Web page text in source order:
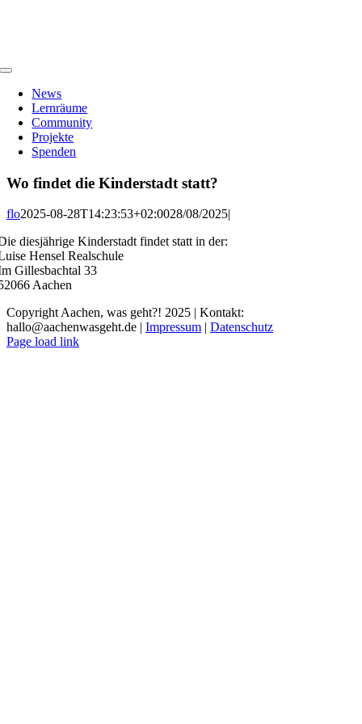
Toggle
Navigation
News
Lernräume
Community
Projekte
Spenden
Wo findet die Kinderstadt statt?
flo2025-08-28T14:23:53+02:0028/08/2025|
diesjährige Kinderstadt findet statt in der:
Hensel Realschule
Gillesbachtal 33
Aachen
Copyright Aachen, was geht?! 2025 | Kontakt:
hallo@aachenwasgeht.de | Impressum | Datenschutz
Instagram
LinkedIn
Tiktok
YouTube
Page load link